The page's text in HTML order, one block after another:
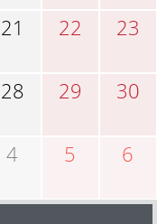
21 22 23
28 29 30
4 5 6